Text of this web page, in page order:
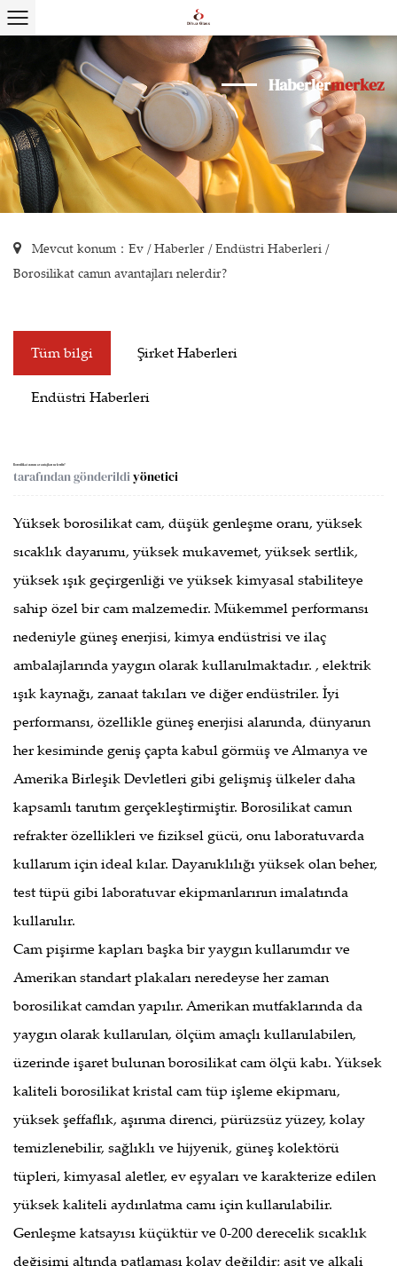
Haberlermerkez
Mevcut konum： Ev /Haberler /Endüstri Haberleri /
Borosilikat camın avantajları nelerdir?
Tüm bilgi Şirket Haberleri
Endüstri Haberleri
Borosilikat camın avantajları nelerdir?
tarafından gönderildi yönetici
Yüksek borosilikat cam, düşük genleşme oranı, yüksek
sıcaklık dayanımı, yüksek mukavemet, yüksek sertlik,
yüksek ışık geçirgenliği ve yüksek kimyasal stabiliteye
sahip özel bir cam malzemedir. Mükemmel performansı
nedeniyle güneş enerjisi, kimya endüstrisi ve ilaç
ambalajlarında yaygın olarak kullanılmaktadır. , elektrik
ışık kaynağı, zanaat takıları ve diğer endüstriler. İyi
performansı, özellikle güneş enerjisi alanında, dünyanın
her kesiminde geniş çapta kabul görmüş ve Almanya ve
Amerika Birleşik Devletleri gibi gelişmiş ülkeler daha
kapsamlı tanıtım gerçekleştirmiştir. Borosilikat camın
refrakter özellikleri ve fiziksel gücü, onu laboratuvarda
kullanım için ideal kılar. Dayanıklılığı yüksek olan beher,
test tüpü gibi laboratuvar ekipmanlarının imalatında
kullanılır.
Cam pişirme kapları başka bir yaygın kullanımdır ve
Amerikan standart plakaları neredeyse her zaman
borosilikat camdan yapılır. Amerikan mutfaklarında da
yaygın olarak kullanılan, ölçüm amaçlı kullanılabilen,
üzerinde işaret bulunan borosilikat cam ölçü kabı. Yüksek
kaliteli borosilikat kristal cam tüp işleme ekipmanı,
yüksek şeffaflık, aşınma direnci, pürüzsüz yüzey, kolay
temizlenebilir, sağlıklı ve hijyenik, güneş kolektörü
tüpleri, kimyasal aletler, ev eşyaları ve karakterize edilen
yüksek kaliteli aydınlatma camı için kullanılabilir.
Genleşme katsayısı küçüktür ve 0-200 derecelik sıcaklık
değişimi altında patlaması kolay değildir; asit ve alkali